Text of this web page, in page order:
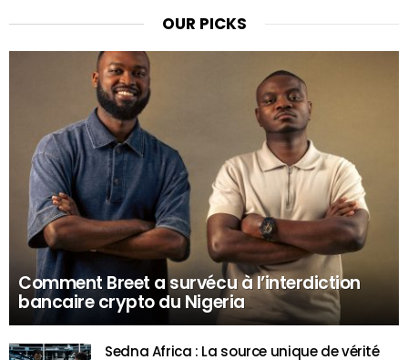
OUR PICKS
Comment Breet a survécu à l’interdiction
bancaire crypto du Nigeria
Sedna Africa : La source unique de vérité